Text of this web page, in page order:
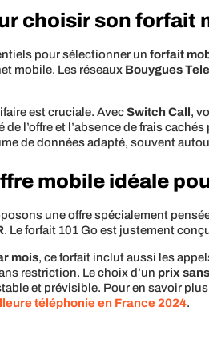
choisir son forfait
pour sélectionner unforfait
mobile. Les réseaux Bouygues
est cruciale. AvecSwitch Call,
l’offre et l’absence de frais
de données adapté, souvent
mobile idéale
une offre spécialement
. Le forfait 101 Go est justement
mois, ce forfait inclut aussi les
restriction. Le choix d’un prix
et prévisible. Pour en savoir
téléphonie en France 2024.